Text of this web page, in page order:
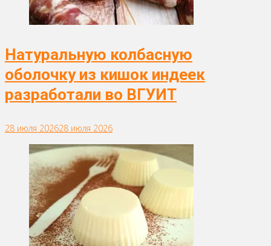
Натуральную колбасную
оболочку из кишок индеек
разработали во ВГУИТ
28 июля 202628 июля 2026